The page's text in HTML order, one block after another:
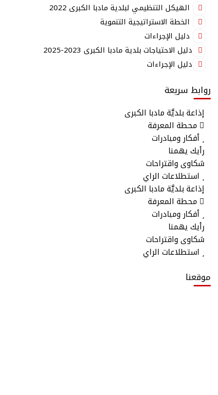
الهيكل التنظيمي لبلدية مادبا الكبرى 2022
الخطة الاستراتيجية التنموية
دليل الإجراءات
دليل الاحتياجات بلدية مادبا الكبرى 2023-2025
دليل الإجراءات
روابط سريعة
إذاعة بلديَّة مادبا الكبرى
محطة المعرفة
أفكار ومبادرات
رأيك يهمنا
شكاوى واقتراحات
استطلاعات الراي
إذاعة بلديَّة مادبا الكبرى
محطة المعرفة
أفكار ومبادرات
رأيك يهمنا
شكاوى واقتراحات
استطلاعات الراي
موقعنا